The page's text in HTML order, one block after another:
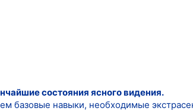
состояния ясного видения.
базовые навыки, необходимые